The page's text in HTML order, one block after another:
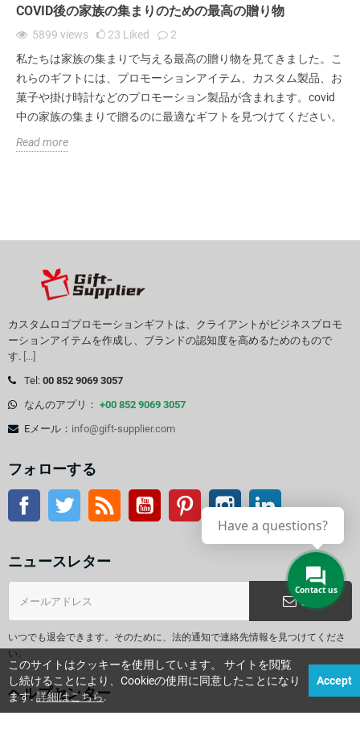
COVID後の家族の集まりのための最高の贈り物
5899 views 23 Liked
2
私たちは家族の集まりで与える最高の贈り物を見てきました。こ
れらのギフトには、プロモーションアイテム、カスタム製品、お
菓子や掛け時計などのプロモーション製品が含まれます。covid
中の家族の集まりで贈るのに最適なギフトを見つけてください。
Read more
カスタムロゴプロモーションギフトは、クライアントがビジネスプロモ
ーションアイテムを作成し、ブランドの認知度を高めるためのもので
す. [...]
Tel: 00 852 9069 3057
なんのアプリ： +00 852 9069 3057
Eメール： info@gift-supplier.com
フォローする
フェイスブックツイッターRss YouTube Pinterest インスタグラム
ニュースレター
OK
いつでも退会できます。そのために、法的通知で連絡先情報を見つけてくださ
い。
ヘルプセンター
このサイトはクッキーを使用しています。 サイトを閲覧
し続けることにより、Cookieの使用に同意したことになり
ます.詳細はこちら.
Accept
Contact us